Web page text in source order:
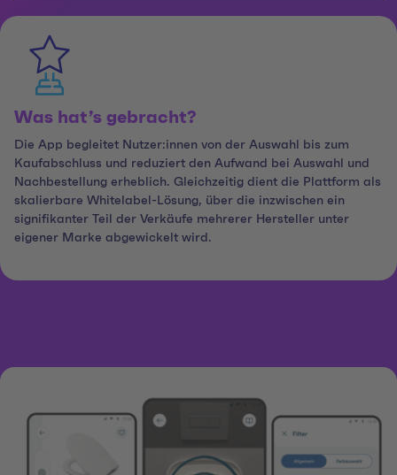
Was hat’s gebracht?
Die App begleitet Nutzer:innen von der Auswahl bis zum
Kaufabschluss und reduziert den Aufwand bei Auswahl und
Nachbestellung erheblich. Gleichzeitig dient die Plattform als
skalierbare Whitelabel-Lösung, über die inzwischen ein
signifikanter Teil der Verkäufe mehrerer Hersteller unter
eigener Marke abgewickelt wird.